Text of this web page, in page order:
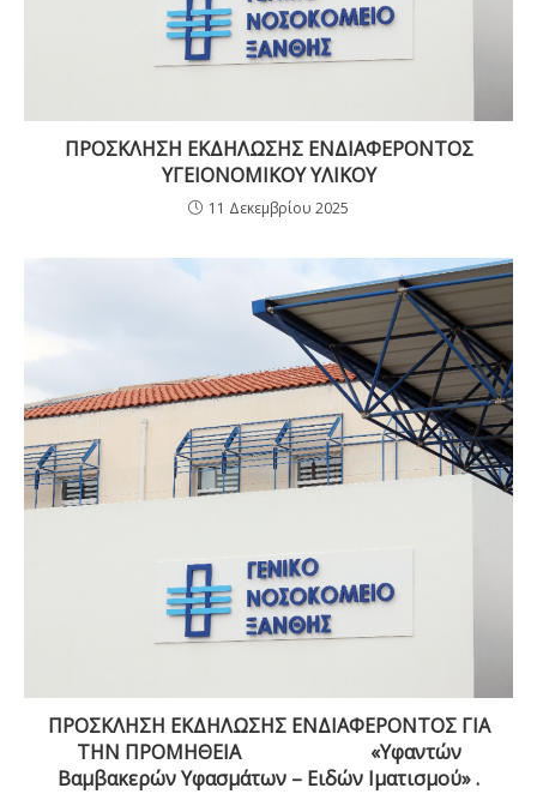
ΠΡΟΣΚΛΗΣΗ ΕΚΔΗΛΩΣΗΣ ΕΝΔΙΑΦΕΡΟΝΤΟΣ
ΥΓΕΙΟΝΟΜΙΚΟΥ ΥΛΙΚΟΥ
11 Δεκεμβρίου 2025
ΠΡΟΣΚΛΗΣΗ ΕΚΔΗΛΩΣΗΣ ΕΝΔΙΑΦΕΡΟΝΤΟΣ ΓΙΑ
ΤΗΝ ΠΡΟΜΗΘΕΙΑ «Υφαντών
Βαμβακερών Υφασμάτων – Ειδών Ιματισμού» .